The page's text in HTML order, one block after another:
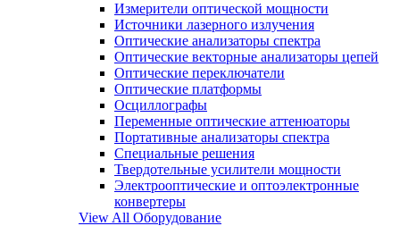
Измерители оптической мощности
Источники лазерного излучения
Оптические анализаторы спектра
Оптические векторные анализаторы цепей
Оптические переключатели
Оптические платформы
Осциллографы
Переменные оптические аттенюаторы
Портативные анализаторы спектра
Специальные решения
Твердотельные усилители мощности
Электрооптические и оптоэлектронные
конвертеры
View All Оборудование